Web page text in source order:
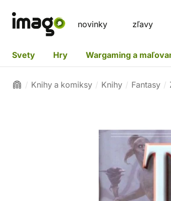
novinky zľavy
Svety Hry Wargaming a
Knihy a komiksy Knihy Fantasy